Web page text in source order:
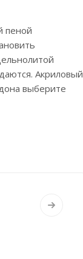
пеной
Акриловый
выберите